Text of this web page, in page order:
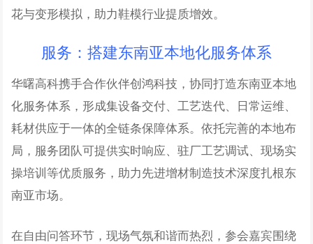
花与变形模拟，助力鞋模行业提质增效。
服务：搭建东南亚本地化服务体系
华曙高科携手合作伙伴创鸿科技，协同打造东南亚本地
化服务体系， 形成集设备交付、工艺迭代、日常运维、
耗材供应于一体的全链条保障体系。依托完善的本地布
局，服务团队可提供实时响应、驻厂工艺调试、现场实
操培训等优质服务 ，助力先进增材制造技术深度扎根东
南亚市场。
在自由问答环节，现场气氛和谐而热烈，参会嘉宾围绕